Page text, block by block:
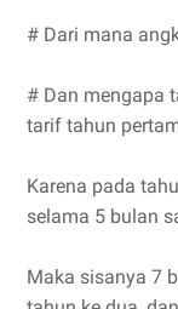
# Dari mana
# Dan mengapa
tarif tahun
Karena pada
selama 5 bulan
Maka sisanya 7